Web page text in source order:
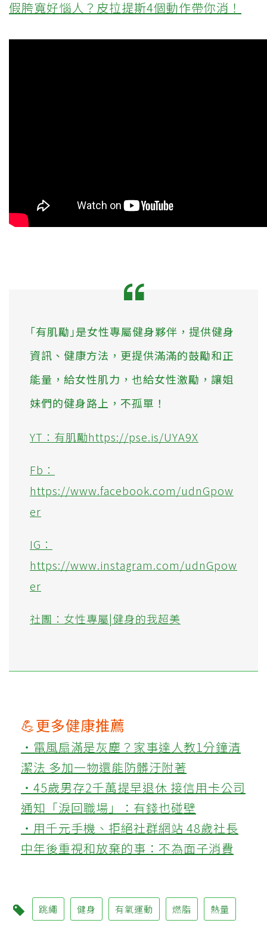
假胯寬好惱人？皮拉提斯4個動作帶你消！
｢有肌勵｣是女性專屬健身夥伴，提供健身
資訊、健康方法，更提供滿滿的鼓勵和正
能量，給女性肌力，也給女性激勵，讓姐
妹們的健身路上，不孤單！
YT：有肌勵https://pse.is/UYA9X
Fb：
https://www.facebook.com/udnGpow
er
IG：
https://www.instagram.com/udnGpow
er
社團：女性專屬|健身的我超美
💪更多健康推薦
‧電風扇滿是灰塵？家事達人教1分鐘清
潔法 多加一物還能防髒汙附著
‧45歲男存2千萬提早退休 接信用卡公司
通知「淚回職場」：有錢也碰壁
‧用千元手機、拒絕社群網站 48歲社長
中年後重視和放棄的事：不為面子消費
跳繩 健身 有氧運動 燃脂 熱量